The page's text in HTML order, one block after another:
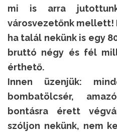
mi is arra
városvezetőnk mellett!
ha talál nekünk is egy
bruttó négy és fél
érthető.
Innen üzenjük:
bombatölcsér,
bontásra érett
szóljon nekünk, nem